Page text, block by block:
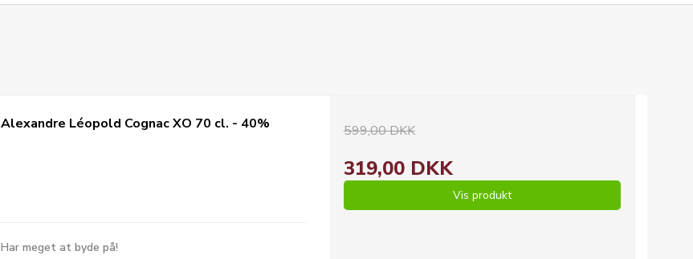
Alexandre Léopold Cognac XO 70 cl. - 40%
Har meget at byde på!
599,00 DKK
319,00 DKK
Vis produkt